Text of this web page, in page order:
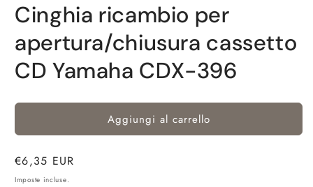
multimediali
1
finestra
modale
Cinghia ricambio per
apertura/chiusura cassetto
CD Yamaha CDX-396
Aggiungi al carrello
Prezzo
di
€6,35 EUR
Imposte incluse.